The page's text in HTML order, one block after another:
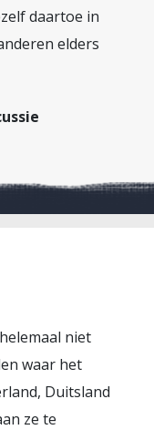
daartoe in
elders
niet
waar het
Duitsland
ze te